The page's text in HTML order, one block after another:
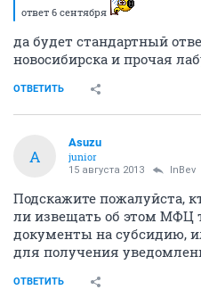
ответ 6 сентября
да будет стандартный
новосибирска и прочая
ОТВЕТИТЬ
A
Asuzu
junior
15 августа 2013 InBev
Подскажите пожалуйста,
ли извещать об этом МФЦ
документы на субсидию,
для получения
ОТВЕТИТЬ